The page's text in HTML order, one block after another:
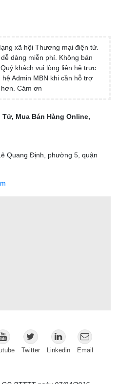
xã hội Thương mại điện tử.
dàng miễn phí. Không bán
khách vui lòng liên hệ trực
Admin MBN khi cần hỗ trợ
Cám ơn
Mua Bán Hàng Online,
Quang Định, phường 5, quận
Twitter Linkedin Email